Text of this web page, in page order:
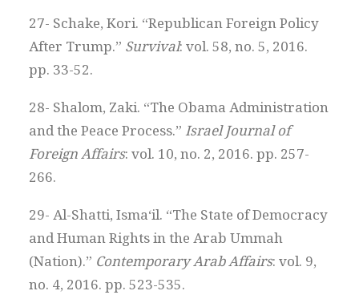
27- Schake, Kori. “Republican Foreign Policy
After Trump.” Survival: vol. 58, no. 5, 2016.
pp. 33-52.
28- Shalom, Zaki. “The Obama Administration
and the Peace Process.”Israel Journal of
Foreign Affairs: vol. 10, no. 2, 2016. pp. 257-
266.
29- Al-Shatti, Isma‘il. “The State of Democracy
and Human Rights in the Arab Ummah
(Nation).” Contemporary Arab Affairs: vol. 9,
no. 4, 2016. pp. 523-535.